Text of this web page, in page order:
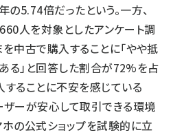
5.74倍だったという。一方、
人を対象としたアンケート調
中古で購入することに「やや抵
る」と回答した割合が72%を占
ることに不安を感じている
ザーが安心して取引できる環境
の公式ショップを試験的に立